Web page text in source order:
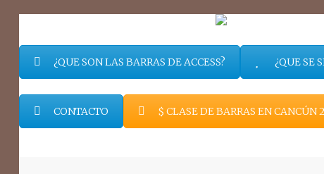
¿QUE SON LAS BARRAS DE ACCESS? ¿QUE SE
CONTACTO $ CLASE DE BARRAS EN CANCÚN